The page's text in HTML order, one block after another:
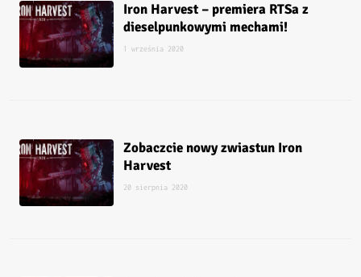
Iron Harvest – premiera RTSa z
dieselpunkowymi mechami!
1 września 2020
Zobaczcie nowy zwiastun Iron
Harvest
20 sierpnia 2020